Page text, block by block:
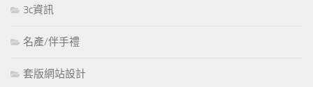
3c資訊
名產/伴手禮
套版網站設計